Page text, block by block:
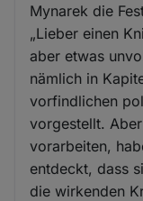
Mynarek die
„Lieber einen
aber etwas
nämlich in
vorfindlichen
vorgestellt.
vorarbeiten,
entdeckt, dass
die wirkenden